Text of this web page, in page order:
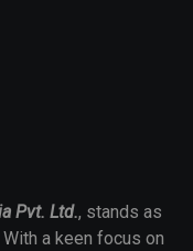
Pvt. Ltd., stands as
a keen focus on